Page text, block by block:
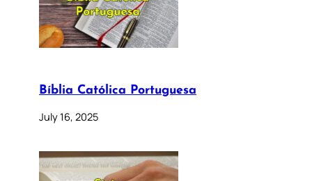
Bíblia Católica Portuguesa
July 16, 2025